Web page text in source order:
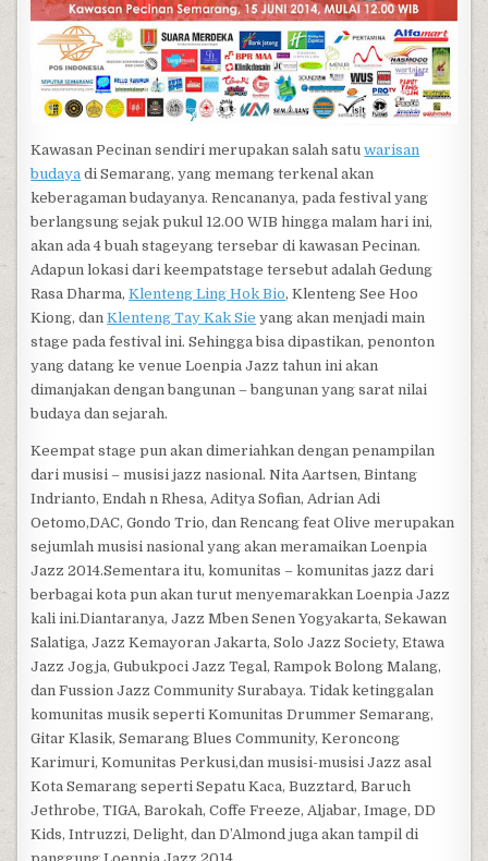
Kawasan Pecinan sendiri merupakan salah satuwarisan
budaya di Semarang, yang memang terkenal akan
keberagaman budayanya. Rencananya, pada festival yang
berlangsung sejak pukul 12.00 WIB hingga malam hari ini,
akan ada 4 buah stageyang tersebar di kawasan Pecinan.
Adapun lokasi dari keempatstage tersebut adalah Gedung
Rasa Dharma,Klenteng Ling Hok Bio, Klenteng See Hoo
Kiong, danKlenteng Tay Kak Sie yang akan menjadi main
stage pada festival ini. Sehingga bisa dipastikan, penonton
yang datang ke venue Loenpia Jazz tahun ini akan
dimanjakan dengan bangunan – bangunan yang sarat nilai
budaya dan sejarah.
Keempat stage pun akan dimeriahkan dengan penampilan
dari musisi – musisi jazz nasional. Nita Aartsen, Bintang
Indrianto, Endah n Rhesa, Aditya Sofian, Adrian Adi
Oetomo,DAC, Gondo Trio, dan Rencang feat Olive merupakan
sejumlah musisi nasional yang akan meramaikan Loenpia
Jazz 2014.Sementara itu, komunitas – komunitas jazz dari
berbagai kota pun akan turut menyemarakkan Loenpia Jazz
kali ini.Diantaranya, Jazz Mben Senen Yogyakarta, Sekawan
Salatiga, Jazz Kemayoran Jakarta, Solo Jazz Society, Etawa
Jazz Jogja, Gubukpoci Jazz Tegal, Rampok Bolong Malang,
dan Fussion Jazz Community Surabaya. Tidak ketinggalan
komunitas musik seperti Komunitas Drummer Semarang,
Gitar Klasik, Semarang Blues Community, Keroncong
Karimuri, Komunitas Perkusi,dan musisi-musisi Jazz asal
Kota Semarang seperti Sepatu Kaca, Buzztard, Baruch
Jethrobe, TIGA, Barokah, Coffe Freeze, Aljabar, Image, DD
Kids, Intruzzi, Delight, dan D’Almond juga akan tampil di